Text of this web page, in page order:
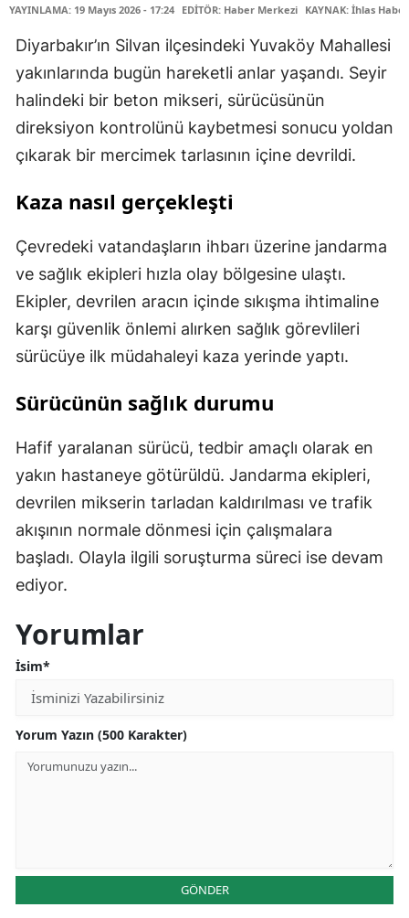
YAYINLAMA: 19 Mayıs 2026 - 17:24 EDİTÖR: Haber Merkezi KAYNAK: İhlas
Diyarbakır’ın Silvan ilçesindeki Yuvaköy Mahallesi
yakınlarında bugün hareketli anlar yaşandı. Seyir
halindeki bir beton mikseri, sürücüsünün
direksiyon kontrolünü kaybetmesi sonucu yoldan
çıkarak bir mercimek tarlasının içine devrildi.
Kaza nasıl gerçekleşti
Çevredeki vatandaşların ihbarı üzerine jandarma
ve sağlık ekipleri hızla olay bölgesine ulaştı.
Ekipler, devrilen aracın içinde sıkışma ihtimaline
karşı güvenlik önlemi alırken sağlık görevlileri
sürücüye ilk müdahaleyi kaza yerinde yaptı.
Sürücünün sağlık durumu
Hafif yaralanan sürücü, tedbir amaçlı olarak en
yakın hastaneye götürüldü. Jandarma ekipleri,
devrilen mikserin tarladan kaldırılması ve trafik
akışının normale dönmesi için çalışmalara
başladı. Olayla ilgili soruşturma süreci ise devam
ediyor.
Yorumlar
İsim*
Yorum Yazın (500 Karakter)
GÖNDER